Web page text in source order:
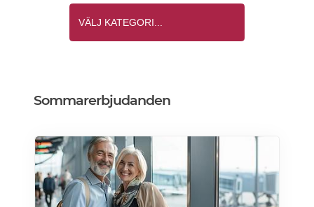
Sommarerbjudanden